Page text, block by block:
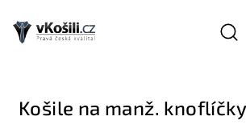
obsah
Košile na manž. knoflíčky